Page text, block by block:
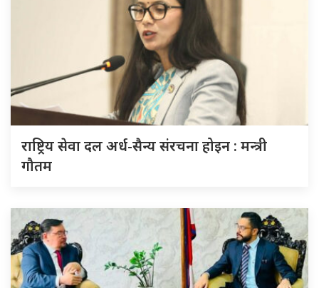
राष्ट्रिय सेवा दल अर्ध-सैन्य संरचना होइन : मन्त्री
गौतम